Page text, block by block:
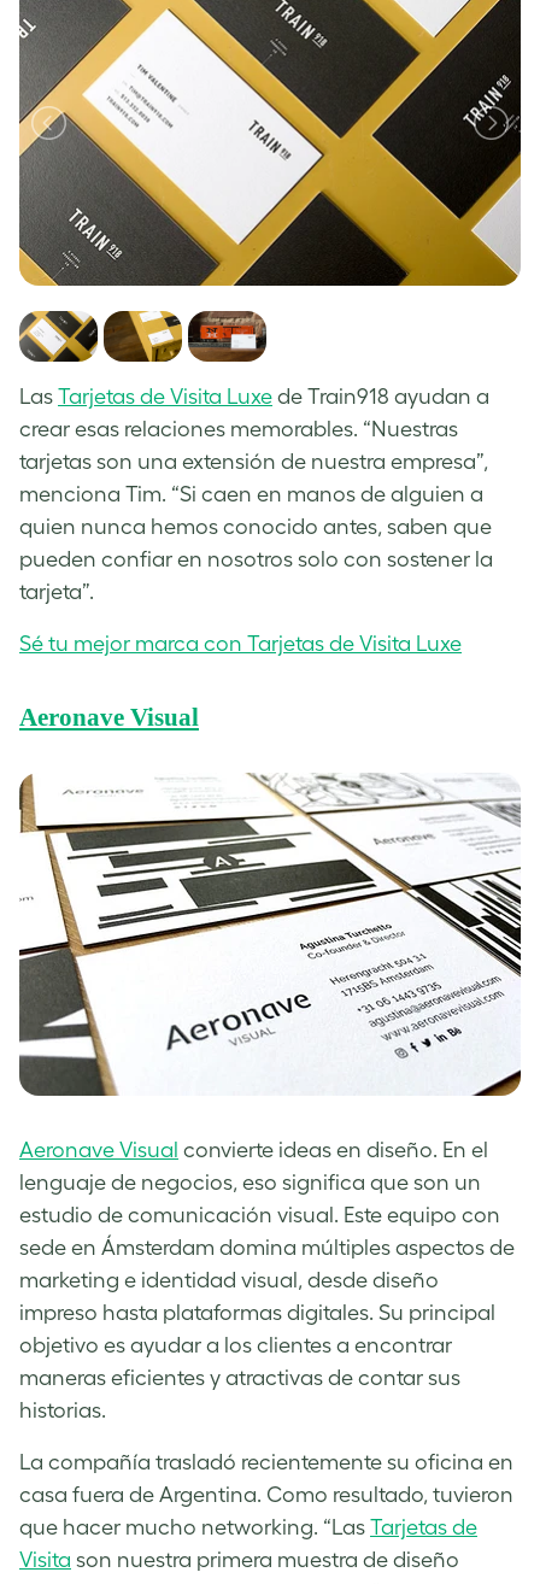
Las Tarjetas de Visita Luxe de Train918 ayudan a
crear esas relaciones memorables. “Nuestras
tarjetas son una extensión de nuestra empresa”,
menciona Tim. “Si caen en manos de alguien a
quien nunca hemos conocido antes, saben que
pueden confiar en nosotros solo con sostener la
tarjeta”.
Sé tu mejor marca con Tarjetas de Visita Luxe
Aeronave Visual
Aeronave Visual convierte ideas en diseño. En el
lenguaje de negocios, eso significa que son un
estudio de comunicación visual. Este equipo con
sede en Ámsterdam domina múltiples aspectos de
marketing e identidad visual, desde diseño
impreso hasta plataformas digitales. Su principal
objetivo es ayudar a los clientes a encontrar
maneras eficientes y atractivas de contar sus
historias.
La compañía trasladó recientemente su oficina en
casa fuera de Argentina. Como resultado, tuvieron
que hacer mucho networking. “Las Tarjetas de
Visita son nuestra primera muestra de diseño